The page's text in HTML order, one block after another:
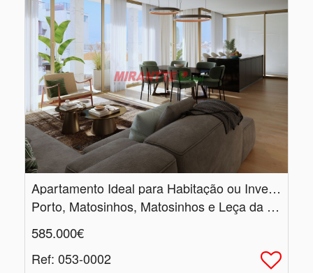
Apartamento Ideal para Habitação ou Investimento
Porto, Matosinhos, Matosinhos e Leça da Palmeira
585.000€
Ref: 053-0002